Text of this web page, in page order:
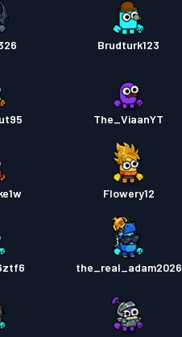
Brudturk123
The_ViaanYT
Flowery12
the_real_adam2026